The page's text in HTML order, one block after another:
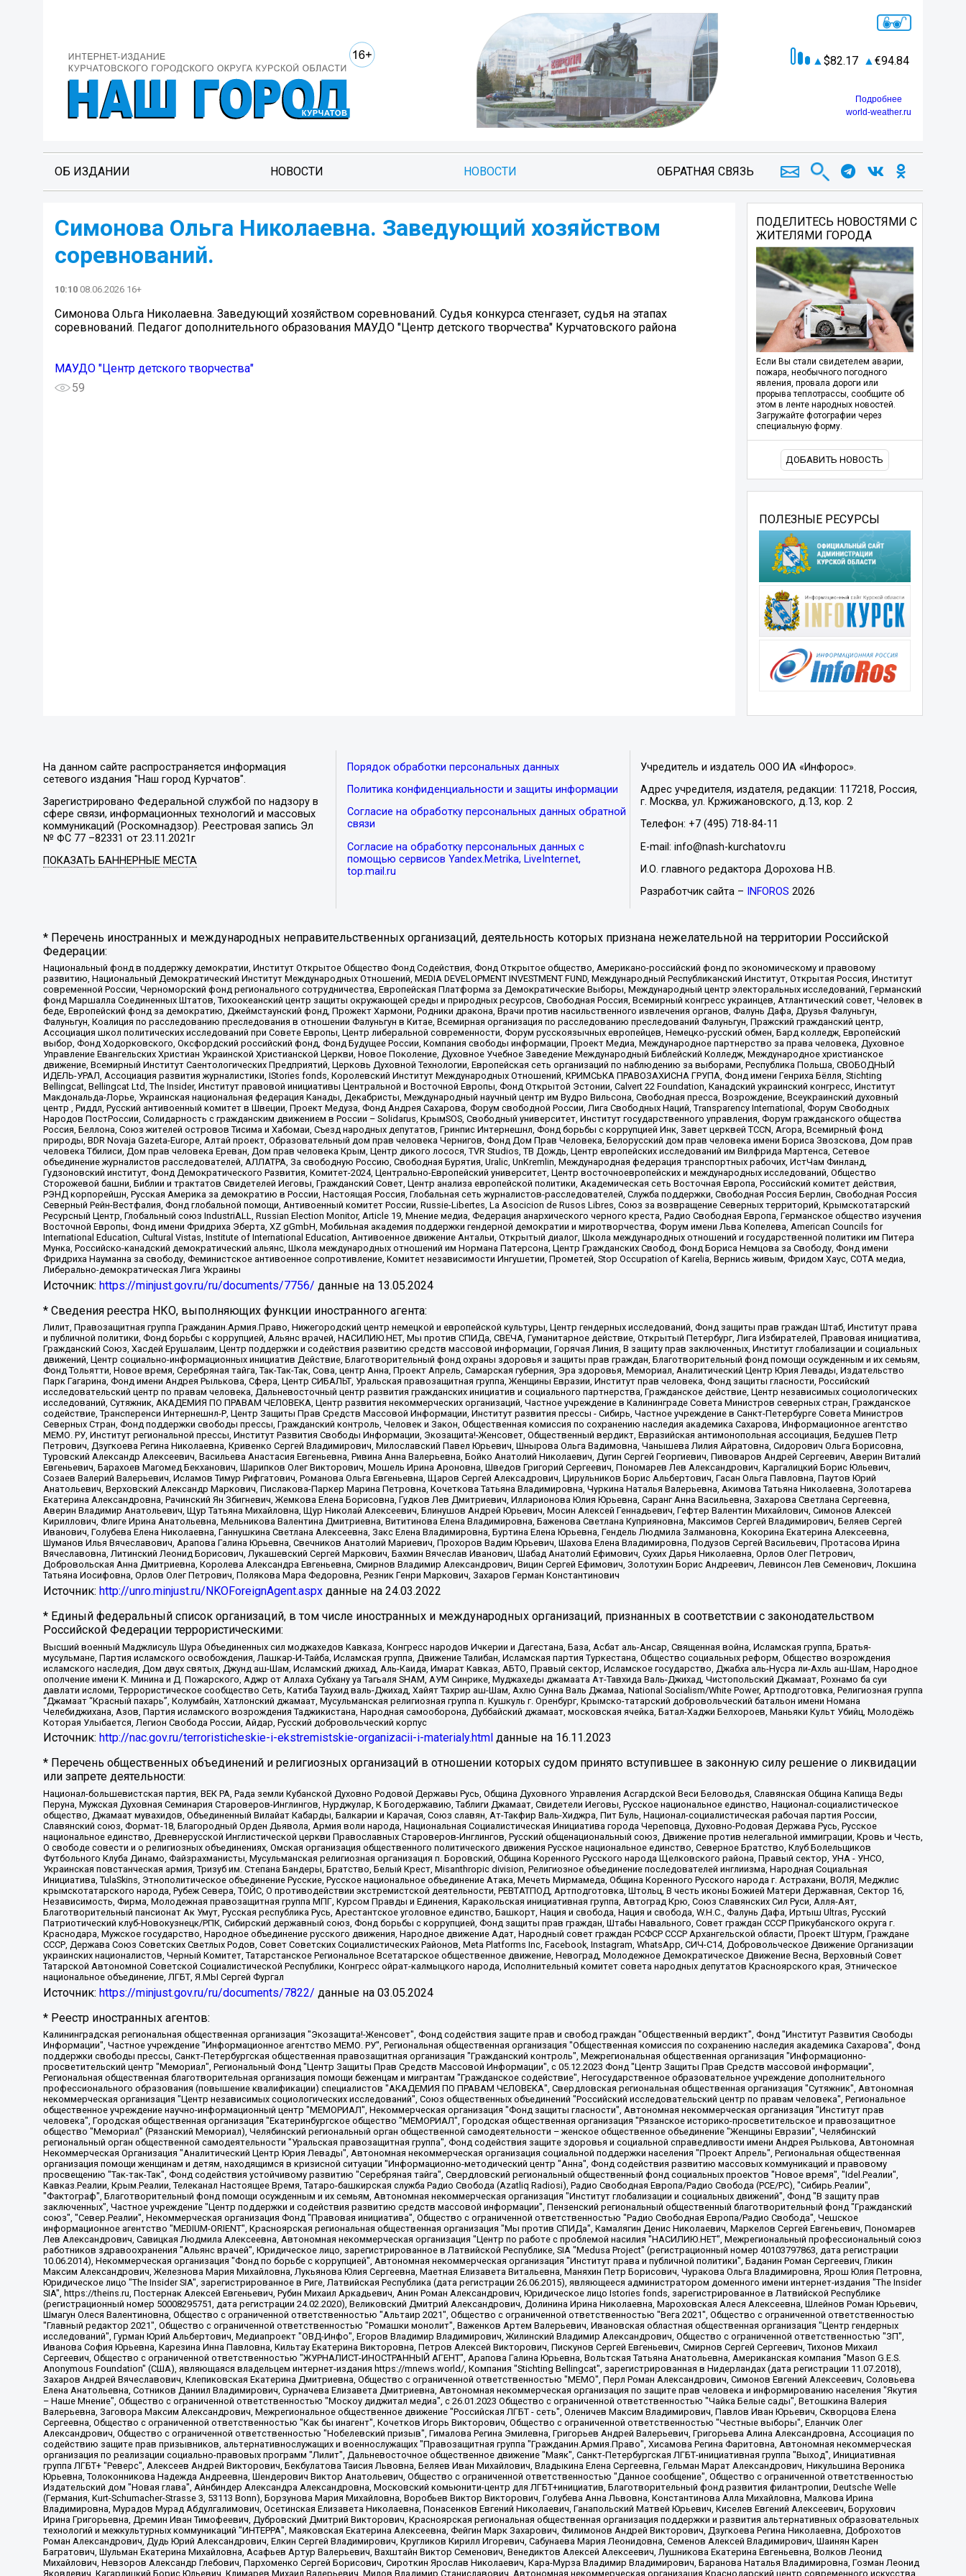
82.17 94.84
Подробнее
world-weather.ru
ОБ ИЗДАНИИ НОВОСТИ НОВОСТИ ОБРАТНАЯ СВЯЗЬ
Симонова Ольга Николаевна. Заведующий хозяйством
соревнований.
10:10 08.06.2026 16+
Симонова Ольга Николаевна. Заведующий хозяйством соревнований. Судья конкурса стенгазет, судья на этапах
соревнований. Педагог дополнительного образования МАУДО "Центр детского творчества" Курчатовского района
МАУДО "Центр детского творчества"
59
ПОДЕЛИТЕСЬ НОВОСТЯМИ С
ЖИТЕЛЯМИ ГОРОДА
Если Вы стали свидетелем аварии,
пожара, необычного погодного
явления, провала дороги или
прорыва теплотрассы, сообщите об
этом в ленте народных новостей.
Загружайте фотографии через
специальную форму.
ДОБАВИТЬ НОВОСТЬ
ПОЛЕЗНЫЕ РЕСУРСЫ
На данном сайте распространяется информация
сетевого издания "Наш город Курчатов".
Зарегистрировано Федеральной службой по надзору в
сфере связи, информационных технологий и массовых
коммуникаций (Роскомнадзор). Реестровая запись Эл
№ ФС 77 –82331 от 23.11.2021г
ПОКАЗАТЬ БАННЕРНЫЕ МЕСТА
Порядок обработки персональных данных
Политика конфиденциальности и защиты информации
Согласие на обработку персональных данных обратной
связи
Согласие на обработку персональных данных с
помощью сервисов Yandex.Metrika, LiveInternet,
top.mail.ru
Учредитель и издатель ООО ИА «Инфорос».
Адрес учредителя, издателя, редакции: 117218, Россия,
г. Москва, ул. Кржижановского, д.13, кор. 2
Телефон: +7 (495) 718-84-11
E-mail: info@nash-kurchatov.ru
И.О. главного редактора Дорохова Н.В.
Разработчик сайта – INFOROS 2026
* Перечень иностранных и международных неправительственных организаций, деятельность которых признана нежелательной на территории Российской
Федерации:
Национальный фонд в поддержку демократии, Институт Открытое Общество Фонд Содействия, Фонд Открытое общество, Американо-российский фонд по экономическому и правовому
развитию, Национальный Демократический Институт Международных Отношений, MEDIA DEVELOPMENT INVESTMENT FUND, Международный Республиканский Институт, Открытая Россия, Институт
современной России, Черноморский фонд регионального сотрудничества, Европейская Платформа за Демократические Выборы, Международный центр электоральных исследований, Германский
фонд Маршалла Соединенных Штатов, Тихоокеанский центр защиты окружающей среды и природных ресурсов, Свободная Россия, Всемирный конгресс украинцев, Атлантический совет, Человек в
беде, Европейский фонд за демократию, Джеймстаунский фонд, Прожект Хармони, Родники дракона, Врачи против насильственного извлечения органов, Фалунь Дафа, Друзья Фалуньгун,
Фалуньгун, Коалиция по расследованию преследования в отношении Фалуньгун в Китае, Всемирная организация по расследованию преследований Фалуньгун, Пражский гражданский центр,
Ассоциация школ политических исследований при Совете Европы, Центр либеральной современности, Форум русскоязычных европейцев, Немецко-русский обмен, Бард колледж, Европейский
выбор, Фонд Ходорковского, Оксфордский российский фонд, Фонд Будущее России, Компания свободы информации, Проект Медиа, Международное партнерство за права человека, Духовное
Управление Евангельских Христиан Украинской Христианской Церкви, Новое Поколение, Духовное Учебное Заведение Международный Библейский Колледж, Международное христианское
движение, Всемирный Институт Саентологических Предприятий, Церковь Духовной Технологии, Европейская сеть организаций по наблюдению за выборами, Республика Польша, СВОБОДНЫЙ
ИДЕЛЬ-УРАЛ, Ассоциация развития журналистики, IStories fonds, Королевский Институт Международных Отношений, КРИМСЬКА ПРАВОЗАХИСНА ГРУПА, Фонд имени Генриха Бёлля, Stichting
Bellingcat, Bellingcat Ltd, The Insider, Институт правовой инициативы Центральной и Восточной Европы, Фонд Открытой Эстонии, Calvert 22 Foundation, Канадский украинский конгресс, Институт
Макдональда-Лорье, Украинская национальная федерация Канады, Декабристы, Международный научный центр им Вудро Вильсона, Свободная пресса, Возрождение, Всеукраинский духовный
центр , Риддл, Русский антивоенный комитет в Швеции, Проект Медуза, Фонд Андрея Сахарова, Форум свободной России, Лига Свободных Наций, Transparеncy International, Форум Свободных
Народов ПостРоссии, Солидарность с гражданским движением в России – Solidarus, КрымSOS, Свободный университет, Институт государственного управления, Форум гражданского общества
Россия, Беллона, Союз жителей островов Тисима и Хабомаи, Съезд народных депутатов, Гринпис Интернешнл, Фонд борьбы с коррупцией Инк, Завет церквей TCCN, Агора, Всемирный фонд
природы, BDR Novaja Gazeta-Europe, Алтай проект, Образовательный дом прав человека Чернигов, Фонд Дом Прав Человека, Белорусский дом прав человека имени Бориса Звозскова, Дом прав
человека Тбилиси, Дом прав человека Ереван, Дом прав человека Крым, Центр дикого лосося, TVR Studios, ТВ Дождь, Центр европейских исследований им Вилфрида Мартенса, Сетевое
объединение журналистов расследователей, АЛЛАТРА, За свободную Россию, Свободная Бурятия, Uralic, UnKremlin, Международная федерация транспортных рабочих, ИстЧам Финланд,
Гудзоновский институт, Фонд Демократического Развития, Комитет-2024, Центрально-Европейский университет, Центр восточноевропейских и международных исследований, Общество
Сторожевой башни, Библии и трактатов Свидетелей Иеговы, Гражданский Совет, Центр анализа европейской политики, Академическая сеть Восточная Европа, Российский комитет действия,
РЭНД корпорейшн, Русская Америка за демократию в России, Настоящая Россия, Глобальная сеть журналистов-расследователей, Служба поддержки, Свободная Россия Берлин, Свободная Россия
Северный Рейн-Вестфалия, Фонд глобальной помощи, Антивоенный комитет России, Russie-Libertes, La Asocicion de Rusos Libres, Союз за возвращение Северных территорий, Крымскотатарский
Ресурсный Центр, Глобальный союз IndustriALL, Russian Election Monitor, Article 19, Мнение медиа, Федерация анархического черного креста, Радио Свободная Европа, Германское общество изучения
Восточной Европы, Фонд имени Фридриха Эберта, XZ gGmbH, Мобильная академия поддержки гендерной демократии и миротворчества, Форум имени Льва Копелева, American Councils for
International Education, Cultural Vistas, Institute of International Education, Антивоенное движение Антальи, Открытый диалог, Школа международных отношений и государственной политики им Питера
Мунка, Российско-канадский демократический альянс, Школа международных отношений им Нормана Патерсона, Центр Гражданских Свобод, Фонд Бориса Немцова за Свободу, Фонд имени
Фридриха Науманна за свободу, Феминистское антивоенное сопротивление, Комитет независимости Ингушетии, Прометей, Stop Occupation of Karelia, Вернись живым, Фридом Хаус, СОТА медиа,
Либерально-демократическая Лига Украины
Источник: https://minjust.gov.ru/ru/documents/7756/ данные на 13.05.2024
* Сведения реестра НКО, выполняющих функции иностранного агента:
Лилит, Правозащитная группа Гражданин.Армия.Право, Нижегородский центр немецкой и европейской культуры, Центр гендерных исследований, Фонд защиты прав граждан Штаб, Институт права
и публичной политики, Фонд борьбы с коррупцией, Альянс врачей, НАСИЛИЮ.НЕТ, Мы против СПИДа, СВЕЧА, Гуманитарное действие, Открытый Петербург, Лига Избирателей, Правовая инициатива,
Гражданский Союз, Хасдей Ерушалаим, Центр поддержки и содействия развитию средств массовой информации, Горячая Линия, В защиту прав заключенных, Институт глобализации и социальных
движений, Центр социально-информационных инициатив Действие, Благотворительный фонд охраны здоровья и защиты прав граждан, Благотворительный фонд помощи осужденным и их семьям,
Фонд Тольятти, Новое время, Серебряная тайга, Так-Так-Так, Сова, центр Анна, Проект Апрель, Самарская губерния, Эра здоровья, Мемориал, Аналитический Центр Юрия Левады, Издательство
Парк Гагарина, Фонд имени Андрея Рылькова, Сфера, Центр СИБАЛЬТ, Уральская правозащитная группа, Женщины Евразии, Институт прав человека, Фонд защиты гласности, Российский
исследовательский центр по правам человека, Дальневосточный центр развития гражданских инициатив и социального партнерства, Гражданское действие, Центр независимых социологических
исследований, Сутяжник, АКАДЕМИЯ ПО ПРАВАМ ЧЕЛОВЕКА, Центр развития некоммерческих организаций, Частное учреждение в Калининграде Совета Министров северных стран, Гражданское
содействие, Трансперенси Интернешнл-Р, Центр Защиты Прав Средств Массовой Информации, Институт развития прессы - Сибирь, Частное учреждение в Санкт-Петербурге Совета Министров
Северных Стран, Фонд поддержки свободы прессы, Гражданский контроль, Человек и Закон, Общественная комиссия по сохранению наследия академика Сахарова, Информационное агентство
МЕМО. РУ, Институт региональной прессы, Институт Развития Свободы Информации, Экозащита!-Женсовет, Общественный вердикт, Евразийская антимонопольная ассоциация, Бедушев Петр
Петрович, Дзугкоева Регина Николаевна, Кривенко Сергей Владимирович, Милославский Павел Юрьевич, Шнырова Ольга Вадимовна, Чанышева Лилия Айратовна, Сидорович Ольга Борисовна,
Туровский Александр Алексеевич, Васильева Анастасия Евгеньевна, Ривина Анна Валерьевна, Бойко Анатолий Николаевич, Дугин Сергей Георгиевич, Пивоваров Андрей Сергеевич, Аверин Виталий
Евгеньевич, Барахоев Магомед Бекханович, Шарипков Олег Викторович, Мошель Ирина Ароновна, Шведов Григорий Сергеевич, Пономарев Лев Александрович, Каргалицкий Борис Юльевич,
Созаев Валерий Валерьевич, Исламов Тимур Рифгатович, Романова Ольга Евгеньевна, Щаров Сергей Алексадрович, Цирульников Борис Альбертович, Гасан Ольга Павловна, Паутов Юрий
Анатольевич, Верховский Александр Маркович, Пислакова-Паркер Марина Петровна, Кочеткова Татьяна Владимировна, Чуркина Наталья Валерьевна, Акимова Татьяна Николаевна, Золотарева
Екатерина Александровна, Рачинский Ян Збигневич, Жемкова Елена Борисовна, Гудков Лев Дмитриевич, Илларионова Юлия Юрьевна, Саранг Анна Васильевна, Захарова Светлана Сергеевна,
Аверин Владимир Анатольевич, Щур Татьяна Михайловна, Щур Николай Алексеевич, Блинушов Андрей Юрьевич, Мосин Алексей Геннадьевич, Гефтер Валентин Михайлович, Симонов Алексей
Кириллович, Флиге Ирина Анатольевна, Мельникова Валентина Дмитриевна, Вититинова Елена Владимировна, Баженова Светлана Куприяновна, Максимов Сергей Владимирович, Беляев Сергей
Иванович, Голубева Елена Николаевна, Ганнушкина Светлана Алексеевна, Закс Елена Владимировна, Буртина Елена Юрьевна, Гендель Людмила Залмановна, Кокорина Екатерина Алексеевна,
Шуманов Илья Вячеславович, Арапова Галина Юрьевна, Свечников Анатолий Мариевич, Прохоров Вадим Юрьевич, Шахова Елена Владимировна, Подузов Сергей Васильевич, Протасова Ирина
Вячеславовна, Литинский Леонид Борисович, Лукашевский Сергей Маркович, Бахмин Вячеслав Иванович, Шабад Анатолий Ефимович, Сухих Дарья Николаевна, Орлов Олег Петрович,
Добровольская Анна Дмитриевна, Королева Александра Евгеньевна, Смирнов Владимир Александрович, Вицин Сергей Ефимович, Золотухин Борис Андреевич, Левинсон Лев Семенович, Локшина
Татьяна Иосифовна, Орлов Олег Петрович, Полякова Мара Федоровна, Резник Генри Маркович, Захаров Герман Константинович
Источник: http://unro.minjust.ru/NKOForeignAgent.aspx данные на 24.03.2022
* Единый федеральный список организаций, в том числе иностранных и международных организаций, признанных в соответствии с законодательством
Российской Федерации террористическими:
Высший военный Маджлисуль Шура Объединенных сил моджахедов Кавказа, Конгресс народов Ичкерии и Дагестана, База, Асбат аль-Ансар, Священная война, Исламская группа, Братья-
мусульмане, Партия исламского освобождения, Лашкар-И-Тайба, Исламская группа, Движение Талибан, Исламская партия Туркестана, Общество социальных реформ, Общество возрождения
исламского наследия, Дом двух святых, Джунд аш-Шам, Исламский джихад, Аль-Каида, Имарат Кавказ, АБТО, Правый сектор, Исламское государство, Джабха аль-Нусра ли-Ахль аш-Шам, Народное
ополчение имени К. Минина и Д. Пожарского, Аджр от Аллаха Субхану уа Тагьаля SHAM, АУМ Синрике, Муджахеды джамаата Ат-Тавхида Валь-Джихад, Чистопольский Джамаат, Рохнамо ба суи
давлати исломи, Террористическое сообщество Сеть, Катиба Таухид валь-Джихад, Хайят Тахрир аш-Шам, Ахлю Сунна Валь Джамаа, National Socialism/White Power, Артподготовка, Религиозная группа
“Джамаат “Красный пахарь”, Колумбайн, Хатлонский джамаат, Мусульманская религиозная группа п. Кушкуль г. Оренбург, Крымско-татарский добровольческий батальон имени Номана
Челебиджихана, Азов, Партия исламского возрождения Таджикистана, Народная самооборона, Дуббайский джамаат, московская ячейка, Батал-Хаджи Белхороев, Маньяки Культ Убийц, Молодёжь
Которая Улыбается, Легион Свобода России, Айдар, Русский добровольческий корпус
Источник: http://nac.gov.ru/terroristicheskie-i-ekstremistskie-organizacii-i-materialy.html данные на 16.11.2023
* Перечень общественных объединений и религиозных организаций в отношении которых судом принято вступившее в законную силу решение о ликвидации
или запрете деятельности:
Национал-большевистская партия, ВЕК РА, Рада земли Кубанской Духовно Родовой Державы Русь, Община Духовного Управления Асгардской Веси Беловодья, Славянская Община Капища Веды
Перуна, Мужская Духовная Семинария Староверов-Инглингов, Нурджулар, К Богодержавию, Таблиги Джамаат, Свидетели Иеговы, Русское национальное единство, Национал-социалистическое
общество, Джамаат мувахидов, Объединенный Вилайат Кабарды, Балкарии и Карачая, Союз славян, Ат-Такфир Валь-Хиджра, Пит Буль, Национал-социалистическая рабочая партия России,
Славянский союз, Формат-18, Благородный Орден Дьявола, Армия воли народа, Национальная Социалистическая Инициатива города Череповца, Духовно-Родовая Держава Русь, Русское
национальное единство, Древнерусской Инглистической церкви Православных Староверов-Инглингов, Русский общенациональный союз, Движение против нелегальной иммиграции, Кровь и Честь,
О свободе совести и о религиозных объединениях, Омская организация общественного политического движения Русское национальное единство, Северное Братство, Клуб Болельщиков
Футбольного Клуба Динамо, Файзрахманисты, Мусульманская религиозная организация п. Боровский, Община Коренного Русского народа Щелковского района, Правый сектор, УНА - УНСО,
Украинская повстанческая армия, Тризуб им. Степана Бандеры, Братство, Белый Крест, Misanthropic division, Религиозное объединение последователей инглиизма, Народная Социальная
Инициатива, TulaSkins, Этнополитическое объединение Русские, Русское национальное объединение Атака, Мечеть Мирмамеда, Община Коренного Русского народа г. Астрахани, ВОЛЯ, Меджлис
крымскотатарского народа, Рубеж Севера, ТОЙС, О противодействии экстремистской деятельности, РЕВТАТПОД, Артподготовка, Штольц, В честь иконы Божией Матери Державная, Сектор 16,
Независимость, Фирма, Молодежная правозащитная группа МПГ, Курсом Правды и Единения, Каракольская инициативная группа, Автоград Крю, Союз Славянских Сил Руси, Алля-Аят,
Благотворительный пансионат Ак Умут, Русская республика Русь, Арестантское уголовное единство, Башкорт, Нация и свобода, Нация и свобода, W.H.С., Фалунь Дафа, Иртыш Ultras, Русский
Патриотический клуб-Новокузнецк/РПК, Сибирский державный союз, Фонд борьбы с коррупцией, Фонд защиты прав граждан, Штабы Навального, Совет граждан СССР Прикубанского округа г.
Краснодара, Мужское государство, Народное объединение русского движения, Народное движение Адат, Народный совет граждан РСФСР СССР Архангельской области, Проект Штурм, Граждане
СССР, Держава Союз Советских Светлых Родов, Совет Советских Социалистических Районов, Meta Platforms Inc, Facebook, Instagram, WhatsApp, СИЧ-С14, Добровольческое Движение Организации
украинских националистов, Черный Комитет, Татарстанское Региональное Всетатарское общественное движение, Невоград, Молодежное Демократическое Движение Весна, Верховный Совет
Татарской Автономной Советской Социалистической Республики, Конгресс ойрат-калмыцкого народа, Исполнительный комитет совета народных депутатов Красноярского края, Этническое
национальное объединение, ЛГБТ, Я.МЫ Сергей Фургал
Источник: https://minjust.gov.ru/ru/documents/7822/ данные на 03.05.2024
* Реестр иностранных агентов:
Калининградская региональная общественная организация "Экозащита!-Женсовет", Фонд содействия защите прав и свобод граждан "Общественный вердикт", Фонд "Институт Развития Свободы Информации", Частное учреждение "Информационное агентство МЕМО. РУ", Региональная общественная организация "Общественная комиссия по сохранению наследия академика Сахарова", Фонд поддержки свободы прессы, Санкт-Петербургская общественная правозащитная организация "Гражданский контроль", Межрегиональная общественная организация "Информационно-просветительский центр "Мемориал", Региональный Фонд "Центр Защиты Прав Средств Массовой Информации", с 05.12.2023 Фонд "Центр Защиты Прав Средств массовой информации", Региональная общественная благотворительная организация помощи беженцам и мигрантам "Гражданское содействие", Негосударственное образовательное учреждение дополнительного профессионального образования (повышение квалификации) специалистов "АКАДЕМИЯ ПО ПРАВАМ ЧЕЛОВЕКА", Свердловская региональная общественная организация "Сутяжник", Автономная некоммерческая организация "Центр независимых социологических исследований", Союз общественных объединений "Российский исследовательский центр по правам человека", Региональное общественное учреждение научно-информационный центр "МЕМОРИАЛ", Некоммерческая организация "Фонд защиты гласности", Автономная некоммерческая организация "Институт прав человека", Городская общественная организация "Екатеринбургское общество "МЕМОРИАЛ", Городская общественная организация "Рязанское историко-просветительское и правозащитное общество "Мемориал" (Рязанский Мемориал), Челябинский региональный орган общественной самодеятельности – женское общественное объединение "Женщины Евразии", Челябинский региональный орган общественной самодеятельности "Уральская правозащитная группа", Фонд содействия защите здоровья и социальной справедливости имени Андрея Рылькова, Автономная Некоммерческая Организация "Аналитический Центр Юрия Левады", Автономная некоммерческая организация социальной поддержки населения "Проект Апрель", Региональная общественная организация помощи женщинам и детям, находящимся в кризисной ситуации "Информационно-методический центр "Анна", Фонд содействия развитию массовых коммуникаций и правовому просвещению "Так-так-Так", Фонд содействия устойчивому развитию "Серебряная тайга", Свердловский региональный общественный фонд социальных проектов "Новое время", "Idel.Реалии", Кавказ.Реалии, Крым.Реалии, Телеканал Настоящее Время, Татаро-башкирская служба Радио Свобода (Azatliq Radiosi), Радио Свободная Европа/Радио Свобода (PCE/PC), "Сибирь.Реалии", "Фактограф", Благотворительный фонд помощи осужденным и их семьям, Автономная некоммерческая организация "Институт глобализации и социальных движений", Фонд "В защиту прав заключенных", Частное учреждение "Центр поддержки и содействия развитию средств массовой информации", Пензенский региональный общественный благотворительный фонд "Гражданский союз", "Север.Реалии", Некоммерческая организация Фонд "Правовая инициатива", Общество с ограниченной ответственностью "Радио Свободная Европа/Радио Свобода", Чешское информационное агентство "MEDIUM-ORIENT", Красноярская региональная общественная организация "Мы против СПИДа", Камалягин Денис Николаевич, Маркелов Сергей Евгеньевич, Пономарев Лев Александрович, Савицкая Людмила Алексеевна, Автономная некоммерческая организация "Центр по работе с проблемой насилия "НАСИЛИЮ.НЕТ", Межрегиональный профессиональный союз работников здравоохранения "Альянс врачей", Юридическое лицо, зарегистрированное в Латвийской Республике, SIA "Medusa Project" (регистрационный номер 40103797863, дата регистрации 10.06.2014), Некоммерческая организация "Фонд по борьбе с коррупцией", Автономная некоммерческая организация "Институт права и публичной политики", Баданин Роман Сергеевич, Гликин Максим Александрович, Железнова Мария Михайловна, Лукьянова Юлия Сергеевна, Маетная Елизавета Витальевна, Маняхин Петр Борисович, Чуракова Ольга Владимировна, Ярош Юлия Петровна, Юридическое лицо "The Insider SIA", зарегистрированное в Риге, Латвийская Республика (дата регистрации 26.06.2015), являющееся администратором доменного имени интернет-издания "The Insider SIA", https://theins.ru, Постернак Алексей Евгеньевич, Рубин Михаил Аркадьевич, Анин Роман Александрович, Юридическое лицо Istories fonds, зарегистрированное в Латвийской Республике (регистрационный номер 50008295751, дата регистрации 24.02.2020), Великовский Дмитрий Александрович, Долинина Ирина Николаевна, Мароховская Алеся Алексеевна, Шлейнов Роман Юрьевич, Шмагун Олеся Валентиновна, Общество с ограниченной ответственностью "Альтаир 2021", Общество с ограниченной ответственностью "Вега 2021", Общество с ограниченной ответственностью "Главный редактор 2021", Общество с ограниченной ответственностью "Ромашки монолит", Важенков Артем Валерьевич, Ивановская областная общественная организация "Центр гендерных исследований", Гурман Юрий Альбертович, Медиапроект "ОВД-Инфо", Егоров Владимир Владимирович, Жилинский Владимир Александрович, Общество с ограниченной ответственностью "ЗП", Иванова София Юрьевна, Карезина Инна Павловна, Кильтау Екатерина Викторовна, Петров Алексей Викторович, Пискунов Сергей Евгеньевич, Смирнов Сергей Сергеевич, Тихонов Михаил Сергеевич, Общество с ограниченной ответственностью "ЖУРНАЛИСТ-ИНОСТРАННЫЙ АГЕНТ", Арапова Галина Юрьевна, Вольтская Татьяна Анатольевна, Американская компания "Mason G.E.S. Anonymous Foundation" (США), являющаяся владельцем интернет-издания https://mnews.world/, Компания "Stichting Bellingcat", зарегистрированная в Нидерландах (дата регистрации 11.07.2018), Захаров Андрей Вячеславович, Клепиковская Екатерина Дмитриевна, Общество с ограниченной ответственностью "МЕМО", Перл Роман Александрович, Симонов Евгений Алексеевич, Соловьева Елена Анатольевна, Сотников Даниил Владимирович, Сурначева Елизавета Дмитриевна, Автономная некоммерческая организация по защите прав человека и информированию населения "Якутия – Наше Мнение", Общество с ограниченной ответственностью "Москоу диджитал медиа", с 26.01.2023 Общество с ограниченной ответственностью "Чайка Белые сады", Ветошкина Валерия Валерьевна, Заговора Максим Александрович, Межрегиональное общественное движение "Российская ЛГБТ - сеть", Оленичев Максим Владимирович, Павлов Иван Юрьевич, Скворцова Елена Сергеевна, Общество с ограниченной ответственностью "Как бы инагент", Кочетков Игорь Викторович, Общество с ограниченной ответственностью "Честные выборы", Еланчик Олег Александрович, Общество с ограниченной ответственностью "Нобелевский призыв", Гималова Регина Эмилевна, Григорьев Андрей Валерьевич, Григорьева Алина Александровна, Ассоциация по содействию защите прав призывников, альтернативнослужащих и военнослужащих "Правозащитная группа "Гражданин.Армия.Право", Хисамова Регина Фаритовна, Автономная некоммерческая организация по реализации социально-правовых программ "Лилит", Дальневосточное общественное движение "Маяк", Санкт-Петербургская ЛГБТ-инициативная группа "Выход", Инициативная группа ЛГБТ+ "Реверс", Алексеев Андрей Викторович, Бекбулатова Таисия Львовна, Беляев Иван Михайлович, Владыкина Елена Сергеевна, Гельман Марат Александрович, Никульшина Вероника Юрьевна, Толоконникова Надежда Андреевна, Шендерович Виктор Анатольевич, Общество с ограниченной ответственностью "Данное сообщение", Общество с ограниченной ответственностью Издательский дом "Новая глава", Айнбиндер Александра Александровна, Московский комьюнити-центр для ЛГБТ+инициатив, Благотворительный фонд развития филантропии, Deutsche Welle (Германия, Kurt-Schumacher-Strasse 3, 53113 Bonn), Борзунова Мария Михайловна, Воробьев Виктор Викторович, Голубева Анна Львовна, Константинова Алла Михайловна, Малкова Ирина Владимировна, Мурадов Мурад Абдулгалимович, Осетинская Елизавета Николаевна, Понасенков Евгений Николаевич, Ганапольский Матвей Юрьевич, Киселев Евгений Алексеевич, Борухович Ирина Григорьевна, Дремин Иван Тимофеевич, Дубровский Дмитрий Викторович, Красноярская региональная общественная организация поддержки и развития альтернативных образовательных технологий и межкультурных коммуникаций "ИНТЕРРА", Маяковская Екатерина Алексеевна, Фейгин Марк Захарович, Филимонов Андрей Викторович, Дзугкоева Регина Николаевна, Доброхотов Роман Александрович, Дудь Юрий Александрович, Елкин Сергей Владимирович, Кругликов Кирилл Игоревич, Сабунаева Мария Леонидовна, Семенов Алексей Владимирович, Шаинян Карен Багратович, Шульман Екатерина Михайловна, Асафьев Артур Валерьевич, Вахштайн Виктор Семенович, Венедиктов Алексей Алексеевич, Лушникова Екатерина Евгеньевна, Волков Леонид Михайлович, Невзоров Александр Глебович, Пархоменко Сергей Борисович, Сироткин Ярослав Николаевич, Кара-Мурза Владимир Владимирович, Баранова Наталья Владимировна, Гозман Леонид Яковлевич, Кагарлицкий Борис Юльевич, Климарев Михаил Валерьевич, Милов Владимир Станиславович, Автономная некоммерческая организация Краснодарский центр современного искусства "Типография", Моргенштерн Алишер Тагирович, Соболь Любовь Эдуардовна, Общество с ограниченной ответственностью "ЛИЗА НОРМ", Каспаров Гарри Кимович, Ходорковский Михаил Борисович, Общество с ограниченной ответственностью "Апрельские тезисы", Данилович Ирина Брониславовна, Кашин Олег Владимирович, Петров Николай Владимирович, Пивоваров Алексей Владимирович, Соколов Михаил Владимирович, Цветкова Юлия Владимировна, Чичваркин Евгений Александрович, Комитет против пыток/Команда против пыток, Общество с ограниченной ответственностью "Первый научный", Общество с ограниченной ответственностью "Вертолет и ко", Белоцерковская Вероника Борисовна, Кац Максим Евгеньевич, Лазарева Татьяна Юрьевна, Шаведдинов Руслан Табризович, Яшин Илья Валерьевич, Общество с ограниченной ответственностью "Иноагент ААВ", Алешковский Дмитрий Петрович, Альбац Евгения Марковна, Быков Дмитрий Львович, Галямина Юлия Евгеньевна, Лойко Сергей Леонидович, Мартынов Кирилл Константинович, Медведев Сергей Александрович, Крашенинников Федор Геннадиевич, Гордеева Катерина Вл